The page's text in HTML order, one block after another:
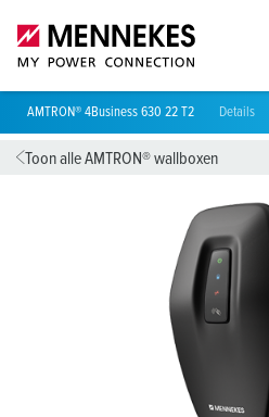
AMTRON® 4Business 630 22 T2 Details
Toon alle AMTRON® wallboxen